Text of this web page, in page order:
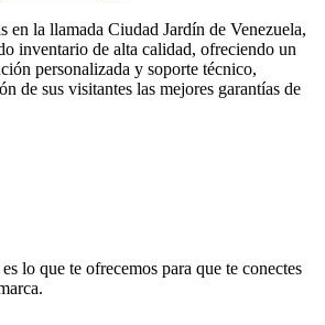
en la llamada Ciudad Jardín de Venezuela,
inventario de alta calidad, ofreciendo un
personalizada y soporte técnico,
de sus visitantes las mejores garantías de
lo que te ofrecemos para que te conectes